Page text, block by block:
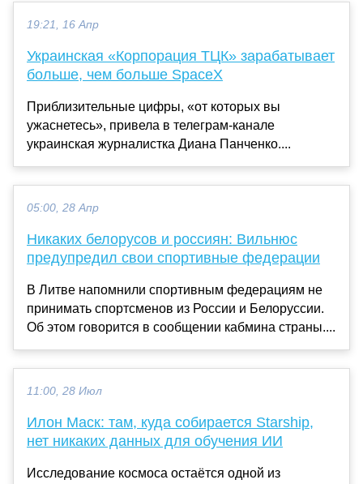
19:21, 16 Апр
Украинская «Корпорация ТЦК» зарабатывает
больше, чем больше SpaceX
Приблизительные цифры, «от которых вы
ужаснетесь», привела в телеграм-канале
украинская журналистка Диана Панченко....
05:00, 28 Апр
Никаких белорусов и россиян: Вильнюс
предупредил свои спортивные федерации
В Литве напомнили спортивным федерациям не
принимать спортсменов из России и Белоруссии.
Об этом говорится в сообщении кабмина страны....
11:00, 28 Июл
Илон Маск: там, куда собирается Starship,
нет никаких данных для обучения ИИ
Исследование космоса остаётся одной из